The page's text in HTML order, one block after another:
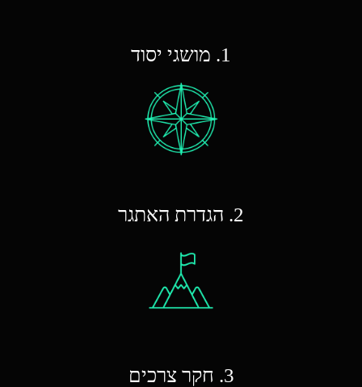
1. מושגי יסוד
2. הגדרת האתגר
3. חקר צרכים